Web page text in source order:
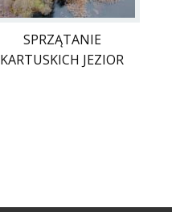
SPRZĄTANIE
KARTUSKICH JEZIOR